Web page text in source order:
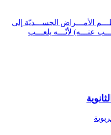
الأمـــراض الجســـديّة إلى
عنـــه) لأنّـــه يلعـــب